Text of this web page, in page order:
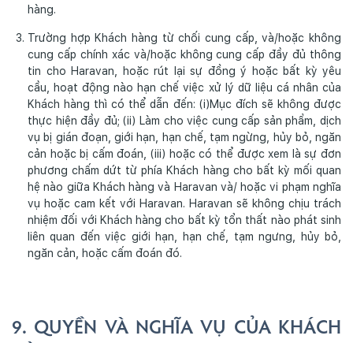
hàng.
Trường hợp Khách hàng từ chối cung cấp, và/hoặc không
cung cấp chính xác và/hoặc không cung cấp đầy đủ thông
tin cho Haravan, hoặc rút lại sự đồng ý hoặc bất kỳ yêu
cầu, hoạt động nào hạn chế việc xử lý dữ liệu cá nhân của
Khách hàng thì có thể dẫn đến: (i)Mục đích sẽ không được
thực hiện đầy đủ; (ii) Làm cho việc cung cấp sản phẩm, dịch
vụ bị gián đoạn, giới hạn, hạn chế, tạm ngừng, hủy bỏ, ngăn
cản hoặc bị cấm đoán, (iii) hoặc có thể được xem là sự đơn
phương chấm dứt từ phía Khách hàng cho bất kỳ mối quan
hệ nào giữa Khách hàng và Haravan và/ hoặc vi phạm nghĩa
vụ hoặc cam kết với Haravan. Haravan sẽ không chịu trách
nhiệm đối với Khách hàng cho bất kỳ tổn thất nào phát sinh
liên quan đến việc giới hạn, hạn chế, tạm ngưng, hủy bỏ,
ngăn cản, hoặc cấm đoán đó.
9. QUYỀN VÀ NGHĨA VỤ CỦA KHÁCH